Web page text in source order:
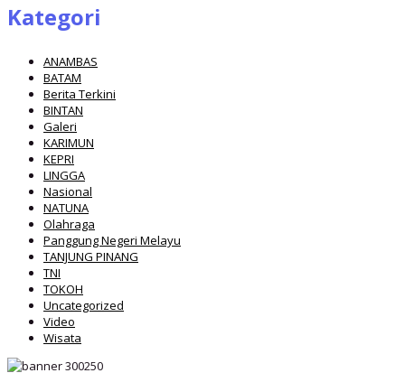
Kategori
ANAMBAS
BATAM
Berita Terkini
BINTAN
Galeri
KARIMUN
KEPRI
LINGGA
Nasional
NATUNA
Olahraga
Panggung Negeri Melayu
TANJUNG PINANG
TNI
TOKOH
Uncategorized
Video
Wisata